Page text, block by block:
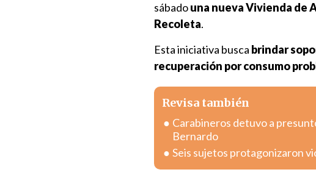
sábadouna nueva Vivienda de
Recoleta.
Esta iniciativa busca brindar
recuperación por consumo
Revisa también
Carabineros detuvo a
Bernardo
Seis sujetos protagonizaron